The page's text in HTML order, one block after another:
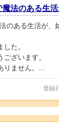
法のある生
のある生活が、
た。
ざいます。
りません。...
登録